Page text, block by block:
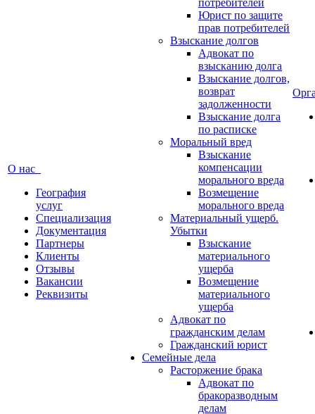
О нас
География
услуг
Специализация
Документация
Партнеры
Клиенты
Отзывы
Вакансии
Реквизиты
потребителей
Юрист по защите
прав потребителей
Взыскание долгов
Адвокат по
взысканию долга
Взыскание долгов,
возврат
задолженности
Взыскание долга
по расписке
Моральный вред
Взыскание
компенсации
морального вреда
Возмещение
морального вреда
Материальный ущерб.
Убытки
Взыскание
материального
ущерба
Возмещение
материального
ущерба
Адвокат по
гражданским делам
Гражданский юрист
Семейные дела
Расторжение брака
Адвокат по
бракоразводным
делам